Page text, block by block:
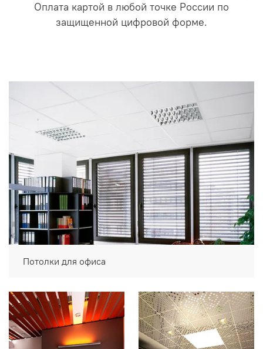
Оплата картой в любой точке России по
защищенной цифровой форме.
Потолки для офиса